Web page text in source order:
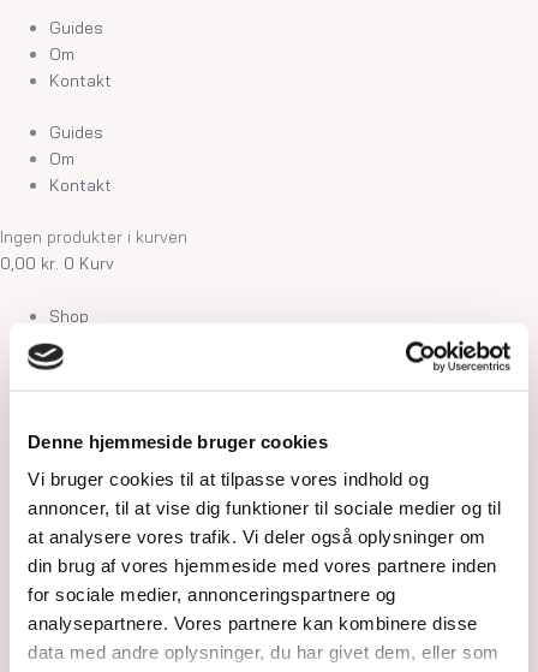
Denne hjemmeside bruger cookies
Vi bruger cookies til at tilpasse vores indhold og
annoncer, til at vise dig funktioner til sociale medier og til
at analysere vores trafik. Vi deler også oplysninger om
din brug af vores hjemmeside med vores partnere inden
for sociale medier, annonceringspartnere og
analysepartnere. Vores partnere kan kombinere disse
data med andre oplysninger, du har givet dem, eller som
Guides
Om
Kontakt
Guides
Om
Kontakt
Ingen produkter i kurven
0,00 kr. 0 Kurv
Shop
Polerede Krystaller
Søheste, delfiner, fisk og skildpadder
Feer og drager
Måner, stjerner og kuber
Kranier og græskar
Lommesten
Palmstone
Tårne
Kugler